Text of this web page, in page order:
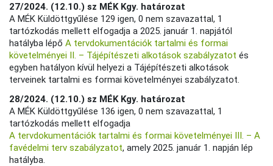
27/2024. (12.10.) sz MÉK Kgy. határozat
A MÉK Küldöttgyűlése 129 igen, 0 nem szavazattal, 1
tartózkodás mellett elfogadja a 2025. január 1. napjától
hatályba lépőA tervdokumentációk tartalmi és formai
követelményei II. – Tájépítészeti alkotások szabályzatot és
egyben hatályon kívül helyezi a Tájépítészeti alkotások
terveinek tartalmi es formai követelményei szabályzatot.
28/2024. (12.10.) sz MÉK Kgy. határozat
A MÉK Küldöttgyűlése 136 igen, 0 nem szavazattal, 1
tartózkodás mellett elfogadja
A tervdokumentációk tartalmi és formai követelményei III. – A
favédelmi terv szabályzatot, amely 2025. január 1. napján lép
hatályba.